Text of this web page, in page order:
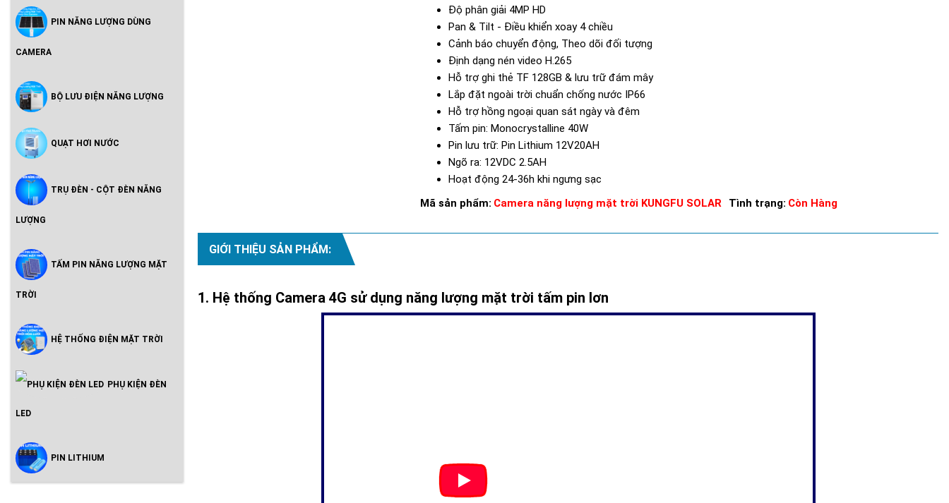
PIN NĂNG LƯỢNG DÙNG
CAMERA
BỘ LƯU ĐIỆN NĂNG LƯỢNG
QUẠT HƠI NƯỚC
TRỤ ĐÈN - CỘT ĐÈN NĂNG
LƯỢNG
TẤM PIN NĂNG LƯỢNG MẶT
TRỜI
HỆ THỐNG ĐIỆN MẶT TRỜI
Inveter Hòa Lưới Có Lưu Trữ -
PHỤ KIỆN ĐÈN
LED
PIN LITHIUM
Độ phân giải 4MP HD
Pan & Tilt - Điều khiển xoay 4 chiều
Cảnh báo chuyển động, Theo dõi đối tượng
Định dạng nén video H.265
Hỗ trợ ghi thẻ TF 128GB & lưu trữ đám mây
Lắp đặt ngoài trời chuẩn chống nước IP66
Hỗ trợ hồng ngoại quan sát ngày và đêm
Tấm pin: Monocrystalline 40W
Pin lưu trữ: Pin Lithium 12V20AH
Ngõ ra: 12VDC 2.5AH
Hoạt động 24-36h khi ngưng sạc
Mã sản phẩm: Camera năng lượng mặt trời KUNGFU SOLAR Tình trạng: Còn Hàng
GIỚI THIỆU SẢN PHẨM:
Hệ thống Camera 4G sử dụng năng lượng mặt trời tấm pin lơn